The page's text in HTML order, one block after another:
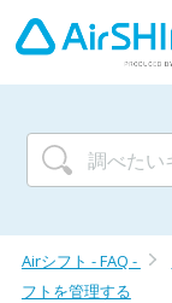
Airシフト - FAQ -
フトを管理する